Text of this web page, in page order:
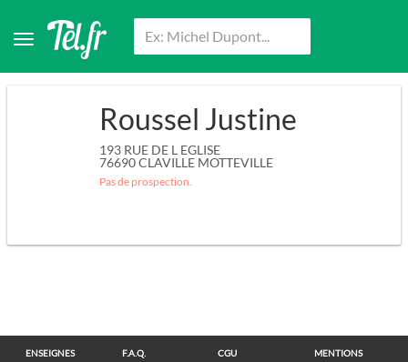
Roussel Justine
193 RUE DE L EGLISE
76690CLAVILLE MOTTEVILLE
Pas de prospection.
ENSEIGNES F.A.Q. CGU
MENTIONS